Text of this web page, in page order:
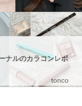
ナルのカラコンレポ
tonco